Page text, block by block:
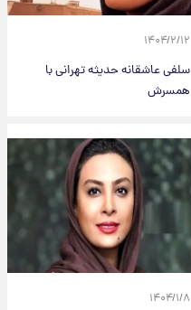
۱۴۰۴/۲/۱۲
سلفی عاشقانه حدیثه تهرانی با
همسرش
۱۴۰۴/۱/۸